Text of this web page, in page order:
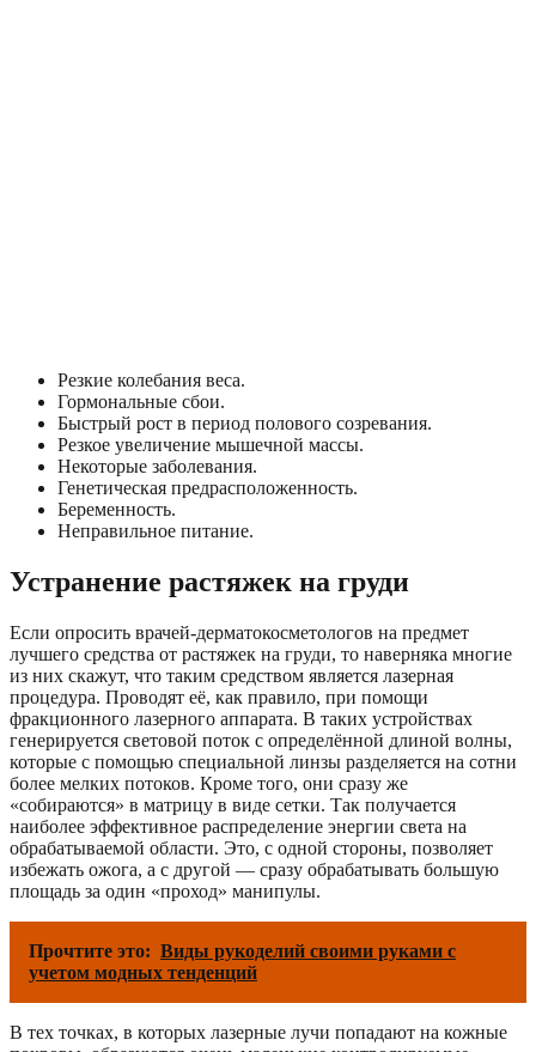
Резкие колебания веса.
Гормональные сбои.
Быстрый рост в период полового созревания.
Резкое увеличение мышечной массы.
Некоторые заболевания.
Генетическая предрасположенность.
Беременность.
Неправильное питание.
Устранение растяжек на груди
Если опросить врачей-дерматокосметологов на предмет
лучшего средства от растяжек на груди, то наверняка многие
из них скажут, что таким средством является лазерная
процедура. Проводят её, как правило, при помощи
фракционного лазерного аппарата. В таких устройствах
генерируется световой поток с определённой длиной волны,
которые с помощью специальной линзы разделяется на сотни
более мелких потоков. Кроме того, они сразу же
«собираются» в матрицу в виде сетки. Так получается
наиболее эффективное распределение энергии света на
обрабатываемой области. Это, с одной стороны, позволяет
избежать ожога, а с другой — сразу обрабатывать большую
площадь за один «проход» манипулы.
Прочтите это: Виды рукоделий своими руками с
учетом модных тенденций
В тех точках, в которых лазерные лучи попадают на кожные